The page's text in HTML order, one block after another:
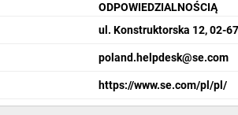
ODPOWIEDZIALNOŚCIĄ
ul. Konstruktorska 12, 02-
poland.helpdesk@se.com
https://www.se.com/pl/pl/